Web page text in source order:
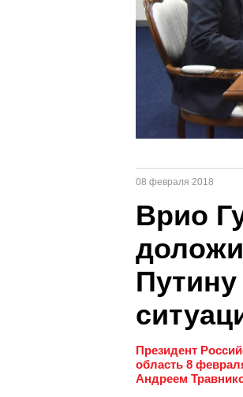
08 февраля 2018
Врио
Президент
область 8
Андреем